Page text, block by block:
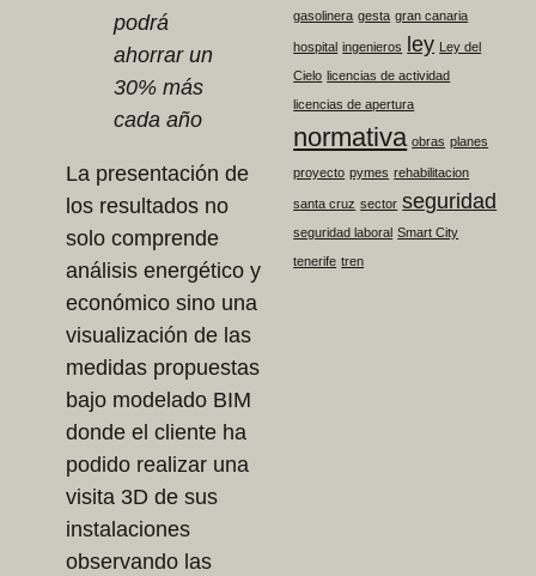
podrá
ahorrar un
30% más
cada año
La presentación de
los resultados no
solo comprende
análisis energético y
económico sino una
visualización de las
medidas propuestas
bajo modelado BIM
donde el cliente ha
podido realizar una
visita 3D de sus
instalaciones
observando las
gasolinera gesta gran canaria
hospital ingenieros ley Ley del
Cielo licencias de actividad
licencias de apertura
normativa obras planes
proyecto pymes rehabilitacion
santa cruz sector seguridad
seguridad laboral Smart City
tenerife tren